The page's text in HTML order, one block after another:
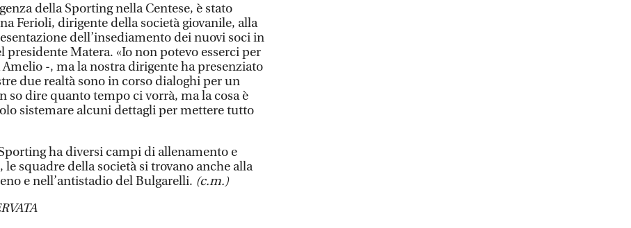
della Sporting nella Centese, è stato
Ferioli, dirigente della società giovanile, alla
dell’insediamento dei nuovi soci in
presidente Matera. «Io non potevo esserci per
-, ma la nostra dirigente ha presenziato
due realtà sono in corso dialoghi per un
so dire quanto tempo ci vorrà, ma la cosa è
sistemare alcuni dettagli per mettere tutto
ha diversi campi di allenamento e
le squadre della società si trovano anche alla
e nell’antistadio del Bulgarelli. (c.m.)